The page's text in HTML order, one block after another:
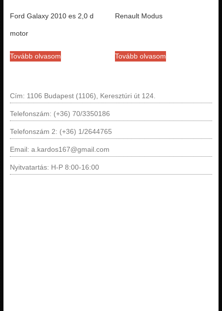
Ford Galaxy 2010 es 2,0 d
motor
Tovább olvasom
Renault Modus
Tovább olvasom
Cím: 1106 Budapest (1106), Keresztúri út 124.
Telefonszám: (+36) 70/3350186
Telefonszám 2: (+36) 1/2644765
Email: a.kardos167@gmail.com
Nyitvatartás: H-P 8:00-16:00